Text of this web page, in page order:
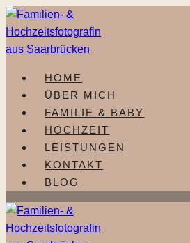
Zum
Inhalt
springen
HOME
ÜBER MICH
FAMILIE & BABY
HOCHZEIT
LEISTUNGEN
KONTAKT
BLOG